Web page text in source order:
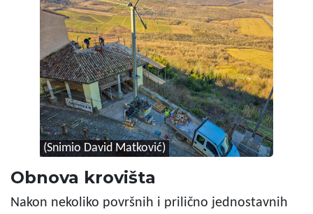
(Snimio David Matković)
Obnova krovišta
Nakon nekoliko površnih i prilično jednostavnih